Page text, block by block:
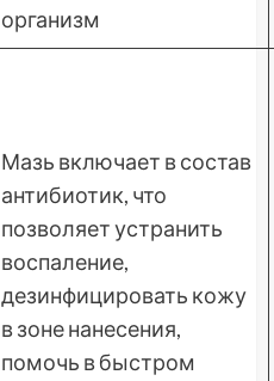
организм
Мазь включает в состав
антибиотик, что
позволяет устранить
воспаление,
дезинфицировать кожу
в зоне нанесения,
помочь в быстром